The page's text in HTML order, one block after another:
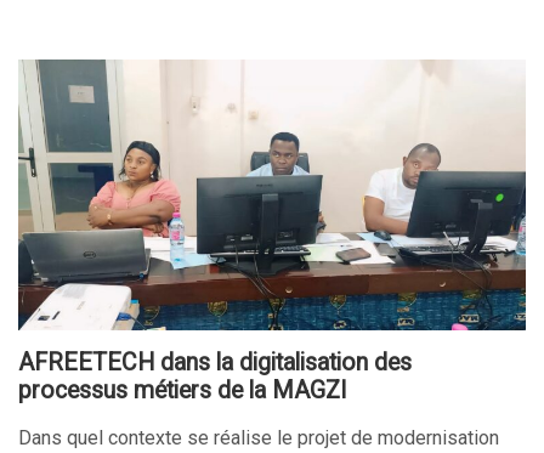
AFREETECH dans la digitalisation des
processus métiers de la MAGZI
Dans quel contexte se réalise le projet de modernisation